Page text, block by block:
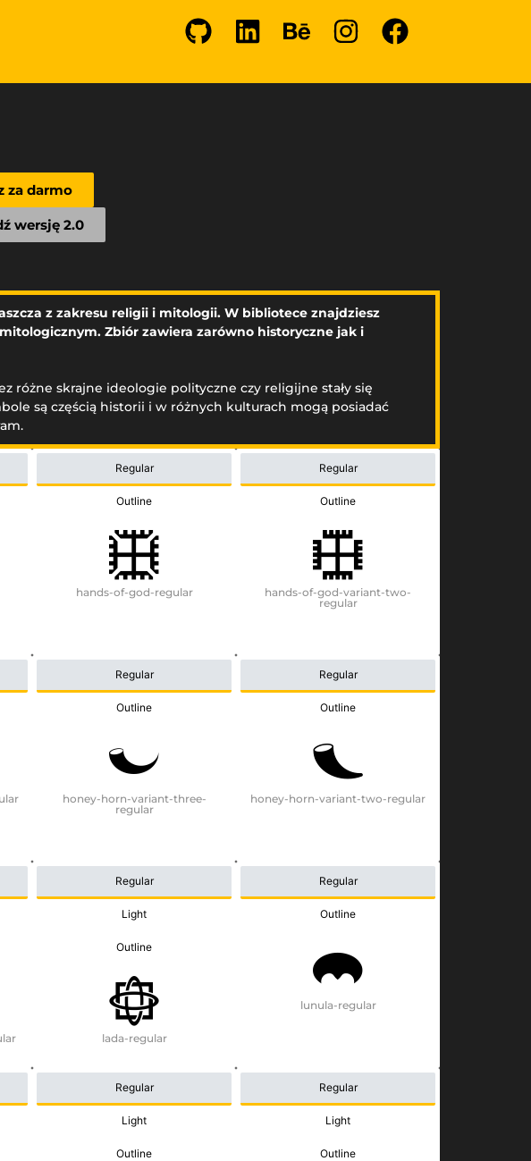
za darmo
wersję 2.0
z zakresu religii i mitologii. W bibliotece znajdziesz
Zbiór zawiera zarówno historyczne jak i
skrajne ideologie polityczne czy religijne stały się
są częścią historii i w różnych kulturach mogą posiadać
Regular
Outline
hands-of-god-regular
Regular
Outline
hands-of-god-variant-two-
regular
Regular
Outline
honey-horn-variant-three-
regular
Regular
Outline
honey-horn-variant-two-regular
Regular
Light
Outline
lada-regular
Regular
Outline
lunula-regular
Regular
Light
Outline
Regular
Light
Outline